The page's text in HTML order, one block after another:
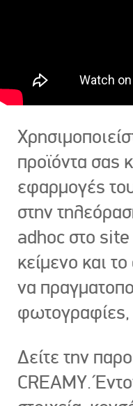
προϊόντα σας
εφαρμογές
στην
adhoc στο
κείμενο και
να
φωτογραφίες,
Δείτε την
CREAMY.